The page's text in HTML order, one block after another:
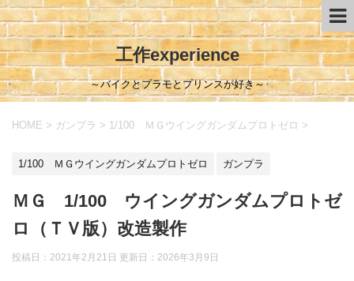
工作experience
～バイクとプラモとプリンスが好き～
HOME > ガンプラ > 1/100 ＭＧウイングガンダムプロトゼロ >
1/100 ＭＧウイングガンダムプロトゼロ ガンプラ
ＭＧ 1/100 ウイングガンダムプロトゼ
ロ（ＴＶ版）改造製作
投稿日：2021年2月21日 更新日： 2026年3月9日